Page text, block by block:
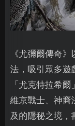
《尤彌爾傳奇
法，吸引眾多遊
「尤克特拉希
維京戰士、神裔
及的隱秘之境，